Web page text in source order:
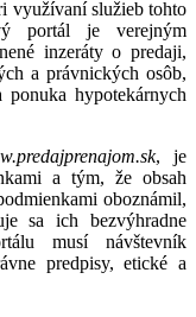
využívaní služieb tohto
portál je verejným
inzeráty o predaji,
a právnických osôb,
hypotekárnych
, je
a tým, že obsah
oboznámil,
sa ich bezvýhradne
musí návštevník
predpisy, etické a